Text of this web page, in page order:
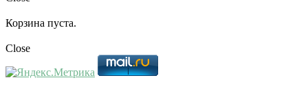
Корзина пуста.
Close